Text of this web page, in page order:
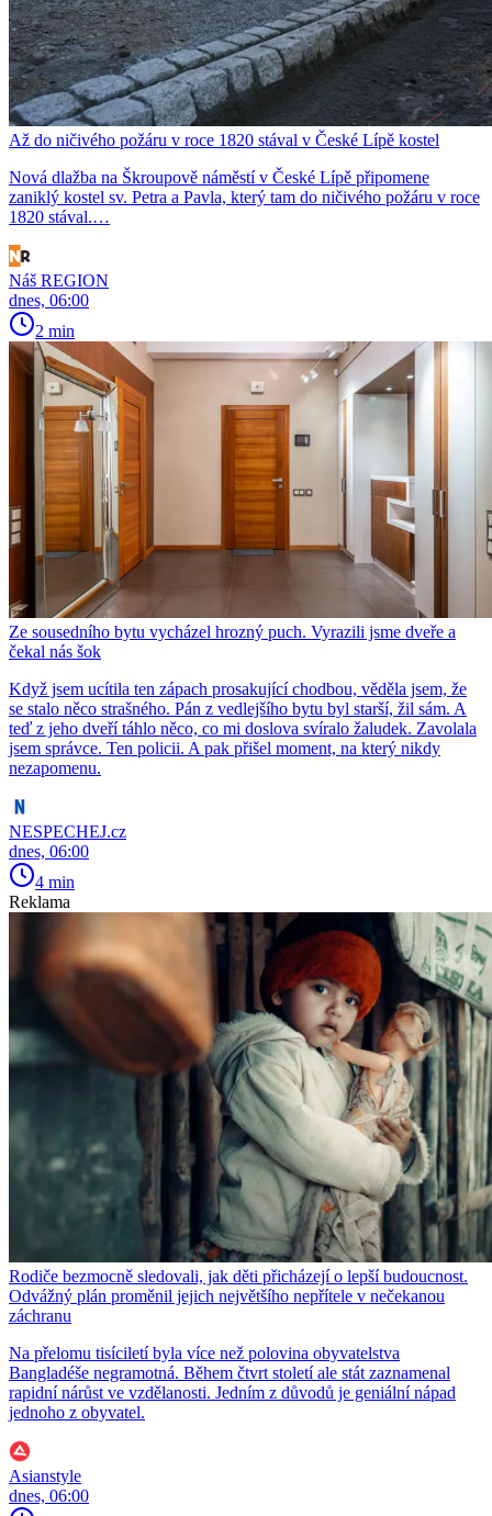
Až do ničivého požáru v roce 1820 stával v České Lípě kostel
Nová dlažba na Škroupově náměstí v České Lípě připomene
zaniklý kostel sv. Petra a Pavla, který tam do ničivého požáru v roce
1820 stával.…
Náš REGION
dnes, 06:00
2 min
Ze sousedního bytu vycházel hrozný puch. Vyrazili jsme dveře a
čekal nás šok
Když jsem ucítila ten zápach prosakující chodbou, věděla jsem, že
se stalo něco strašného. Pán z vedlejšího bytu byl starší, žil sám. A
teď z jeho dveří táhlo něco, co mi doslova svíralo žaludek. Zavolala
jsem správce. Ten policii. A pak přišel moment, na který nikdy
nezapomenu.
NESPECHEJ.cz
dnes, 06:00
4 min
Reklama
Rodiče bezmocně sledovali, jak děti přicházejí o lepší budoucnost.
Odvážný plán proměnil jejich největšího nepřítele v nečekanou
záchranu
Na přelomu tisíciletí byla více než polovina obyvatelstva
Bangladéše negramotná. Během čtvrt století ale stát zaznamenal
rapidní nárůst ve vzdělanosti. Jedním z důvodů je geniální nápad
jednoho z obyvatel.
Asianstyle
dnes, 06:00